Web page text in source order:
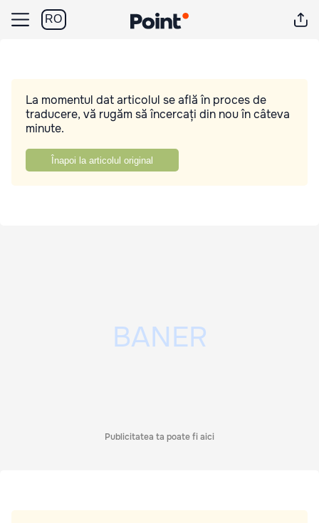
RO
La momentul dat articolul se află în proces de
traducere, vă rugăm să încercați din nou în câteva
minute.
Înapoi la articolul original
Publicitatea ta poate fi aici